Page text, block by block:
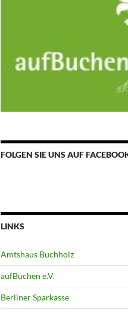
FOLGEN SIE UNS AUF
LINKS
Amtshaus Buchholz
aufBuchen e.V.
Berliner Sparkasse